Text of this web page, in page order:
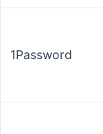
1Password